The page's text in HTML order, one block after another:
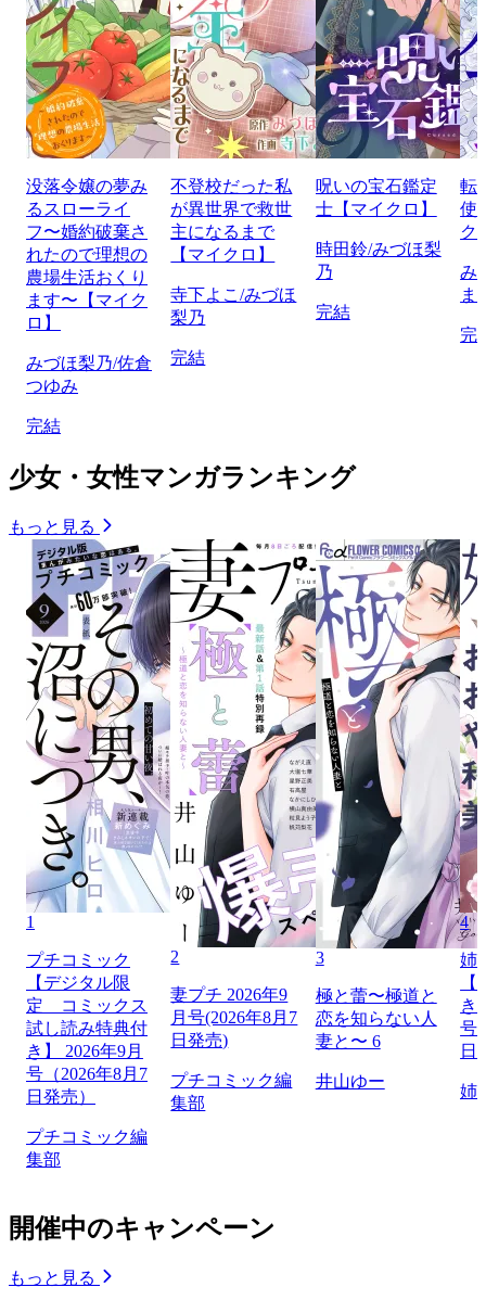
没落令嬢の夢み
るスローライ
フ〜婚約破棄さ
れたので理想の
農場生活おくり
ます〜【マイク
ロ】
みづほ梨乃/佐倉
つゆみ
完結
不登校だった私
が異世界で救世
主になるまで
【マイクロ】
寺下よこ/みづほ
梨乃
完結
呪いの宝石鑑定
士【マイクロ】
時田鈴/みづほ梨
乃
完結
転
使
ク
み
ま
完
少女・女性マンガランキング
もっと見る
1
プチコミック
【デジタル限
定 コミックス
試し読み特典付
き】 2026年9月
号（2026年8月7
日発売）
プチコミック編
集部
2
妻プチ 2026年9
月号(2026年8月7
日発売)
プチコミック編
集部
3
極と蕾〜極道と
恋を知らない人
妻と〜 6
井山ゆー
4
姉
き
号
日
姉
開催中のキャンペーン
もっと見る